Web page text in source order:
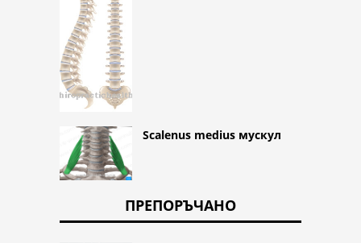
Scalenus medius мускул
ПРЕПОРЪЧАНО